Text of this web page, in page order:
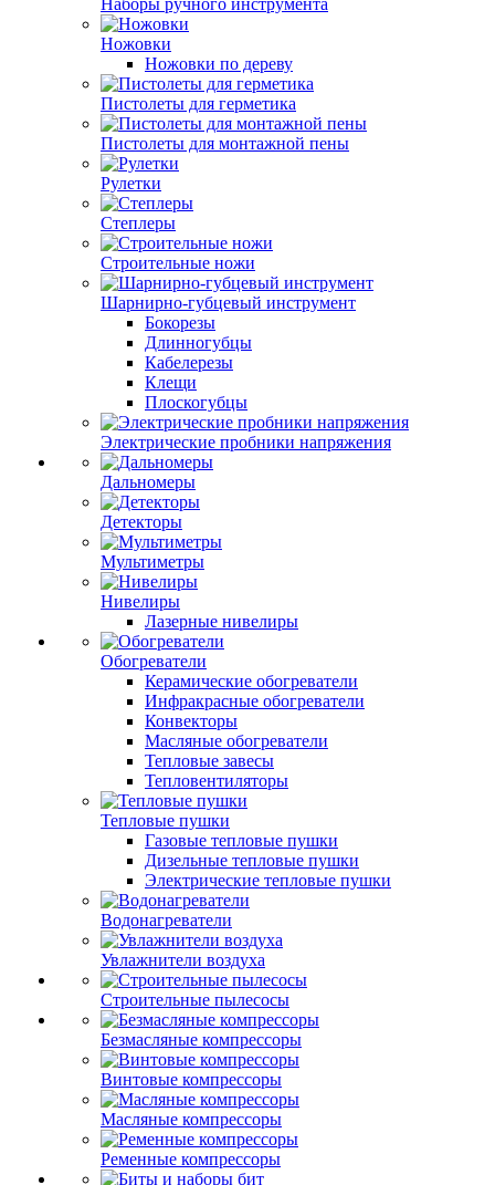
Наборы ручного инструмента
Ножовки
Ножовки по дереву
Пистолеты для герметика
Пистолеты для монтажной пены
Рулетки
Степлеры
Строительные ножи
Шарнирно-губцевый инструмент
Бокорезы
Длинногубцы
Кабелерезы
Клещи
Плоскогубцы
Электрические пробники напряжения
Дальномеры
Детекторы
Мультиметры
Нивелиры
Лазерные нивелиры
Обогреватели
Керамические обогреватели
Инфракрасные обогреватели
Конвекторы
Масляные обогреватели
Тепловые завесы
Тепловентиляторы
Тепловые пушки
Газовые тепловые пушки
Дизельные тепловые пушки
Электрические тепловые пушки
Водонагреватели
Увлажнители воздуха
Строительные пылесосы
Безмасляные компрессоры
Винтовые компрессоры
Масляные компрессоры
Ременные компрессоры